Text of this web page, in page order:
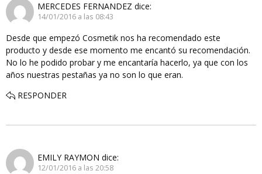
MERCEDES FERNANDEZ dice:
14/01/2016 a las 08:43
Desde que empezó Cosmetik nos ha recomendado este
producto y desde ese momento me encantó su recomendación.
No lo he podido probar y me encantaría hacerlo, ya que con los
años nuestras pestañas ya no son lo que eran.
RESPONDER
EMILY RAYMON dice:
12/01/2016 a las 20:58